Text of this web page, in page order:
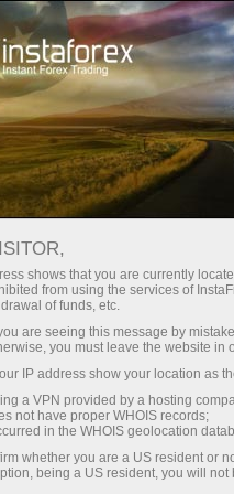
InstaForex के साथ
लीवरेज, मार्केट में
कमीशन, और स्टॉक्स व
फायदेमंद शर्तें।
छोटे
हर डिपॉजिट पर
30% बोनस
ट्रेडिंग में
और हाईवे पर गति
shows that you are currently
from using the services of
of funds, etc.
are seeing this message by
you must leave the website in
IP address show your location as
a VPN provided by a hosting
not have proper WHOIS records;
in the WHOIS geolocation
whether you are a US resident or
being a US resident, you will